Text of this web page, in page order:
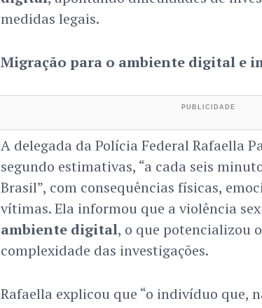
medidas legais.
Migração para o ambiente digital e
A delegada da Polícia Federal Rafaella
segundo estimativas, “a cada seis
Brasil”, com consequências físicas,
vítimas. Ela informou que a violência
ambiente digital, o que potencializou
complexidade das investigações.
Rafaella explicou que “o indivíduo que,